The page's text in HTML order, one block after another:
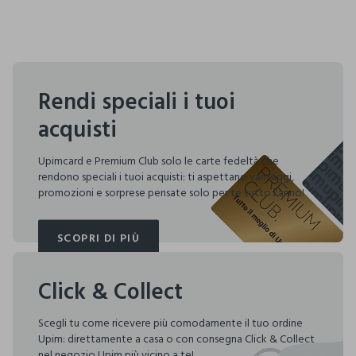
Rendi speciali i tuoi
acquisti
Upimcard e Premium Club solo le carte fedeltà che
rendono speciali i tuoi acquisti: ti aspettano vantaggi,
promozioni e sorprese pensate solo per te tutto l'anno!
SCOPRI DI PIÙ
SCOPRI DI PIÙ
Click & Collect
Scegli tu come ricevere più comodamente il tuo ordine
Upim: direttamente a casa o con consegna Click & Collect